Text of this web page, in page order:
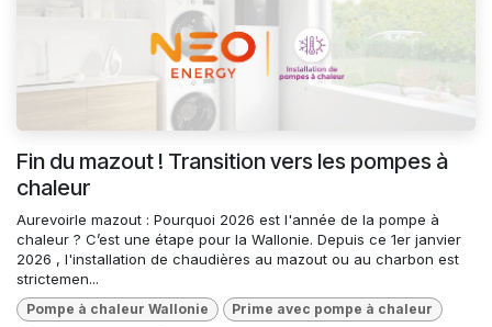
Fin du mazout ! Transition vers les pompes à
chaleur
Aurevoirle mazout : Pourquoi 2026 est l'année de la pompe à
chaleur ? C’est une étape pour la Wallonie. Depuis ce 1er janvier
2026 , l'installation de chaudières au mazout ou au charbon est
strictemen...
Pompe à chaleur Wallonie Prime avec pompe à chaleur